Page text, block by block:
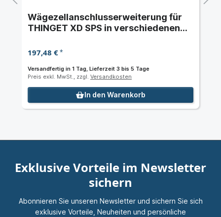
Wägezellanschlusserweiterung für
THINGET XD SPS in verschiedenen
197,48 €*
Versandfertig in 1 Tag, Lieferzeit 3 bis 5 Tage
Preis exkl. MwSt., zzgl. Versandkosten
In den Warenkorb
Exklusive Vorteile im Newsletter
sichern
Abonnieren Sie unseren Newsletter und sichern Sie sich
exklusive Vorteile, Neuheiten und persönliche